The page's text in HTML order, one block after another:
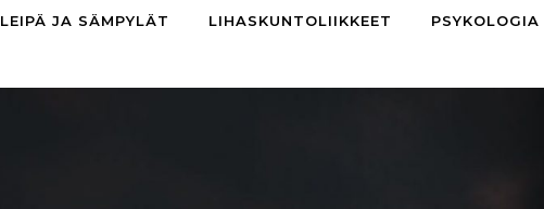
LEIPÄ JA SÄMPYLÄT LIHASKUNTOLIIKKEET PSYKOLOGIA